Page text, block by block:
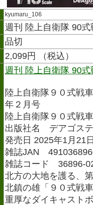
kyumaru_106
週刊 陸上自衛隊 90
品切
2,099円 （税込）
週刊 陸上自衛隊 90
陸上自衛隊９０式
年２月号
陸上自衛隊９０式戦
出版社名 デアゴス
発売日 2025年1月21
雑誌JAN
雑誌コード 36896-
北方の大地を護る、
北鎮の雄「９０式戦
重厚なダイキャスト